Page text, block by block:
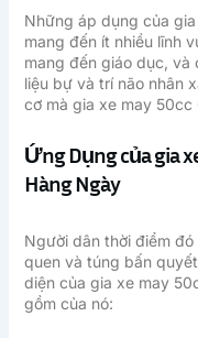
Những áp dụng của
mang đến ít nhiều lĩnh
mang đến giáo dục, và
liệu bự và trí não nhân
cơ mà gia xe may 50cc
Ứng Dụng của gia
Hàng Ngày
Người dân thời điểm
quen và túng bấn
diện của gia xe may
gồm của nó: